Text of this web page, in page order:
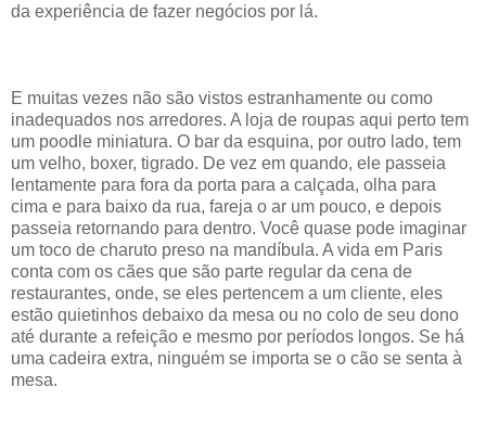
da experiência de fazer negócios por lá.
E muitas vezes não são vistos estranhamente ou como
inadequados nos arredores. A loja de roupas aqui perto tem
um poodle miniatura. O bar da esquina, por outro lado, tem
um velho, boxer, tigrado. De vez em quando, ele passeia
lentamente para fora da porta para a calçada, olha para
cima e para baixo da rua, fareja o ar um pouco, e depois
passeia retornando para dentro. Você quase pode imaginar
um toco de charuto preso na mandíbula. A vida em Paris
conta com os cães que são parte regular da cena de
restaurantes, onde, se eles pertencem a um cliente, eles
estão quietinhos debaixo da mesa ou no colo de seu dono
até durante a refeição e mesmo por períodos longos. Se há
uma cadeira extra, ninguém se importa se o cão se senta à
mesa.